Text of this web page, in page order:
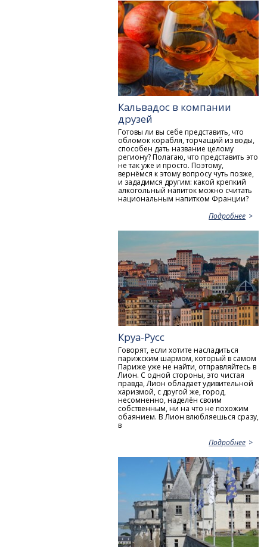
Кальвадос в компании
друзей
Готовы ли вы себе представить, что
обломок корабля, торчащий из воды,
способен дать название целому
региону? Полагаю, что представить это
не так уже и просто. Поэтому,
вернёмся к этому вопросу чуть позже,
и зададимся другим: какой крепкий
алкогольный напиток можно считать
национальным напитком Франции?
Подробнее
Круа-Русс
Говорят, если хотите насладиться
парижским шармом, который в самом
Париже уже не найти, отправляйтесь в
Лион. С одной стороны, это чистая
правда, Лион обладает удивительной
харизмой, с другой же, город,
несомненно, наделён своим
собственным, ни на что не похожим
обаянием. В Лион влюбляешься сразу,
в
Подробнее